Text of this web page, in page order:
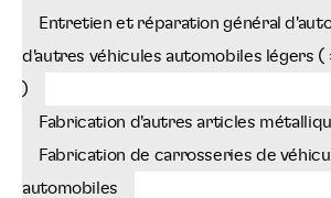
Entretien et réparation général
d'autres véhicules automobiles légers (
)
Fabrication d'autres articles
Fabrication de carrosseries de
automobiles